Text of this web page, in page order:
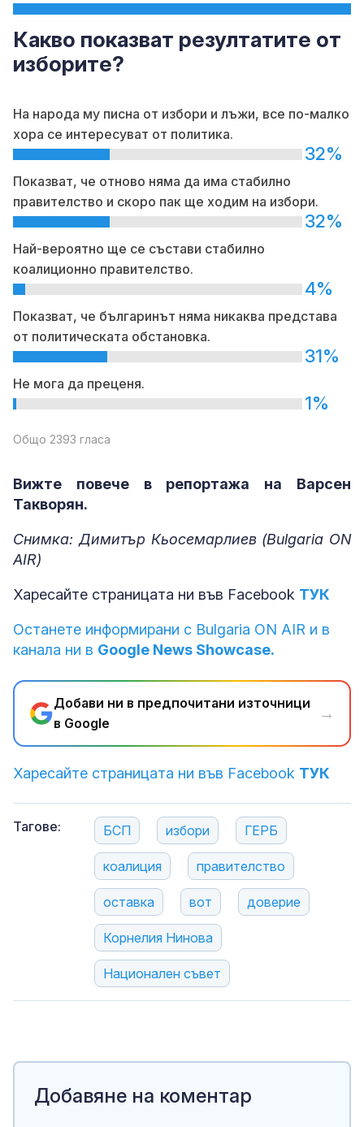
Какво показват резултатите от
изборите?
На народа му писна от избори и лъжи, все по-малко
хора се интересуват от политика.
32%
Показват, че отново няма да има стабилно
правителство и скоро пак ще ходим на избори.
32%
Най-вероятно ще се състави стабилно
коалиционно правителство.
4%
Показват, че българинът няма никаква представа
от политическата обстановка.
31%
Не мога да преценя.
1%
Общо 2393 гласа
Вижте повече в репортажа на Варсен
Такворян.
Снимка: Димитър Кьосемарлиев (Bulgaria ON
AIR)
Харесайте страницата ни във Facebook ТУК
Останете информирани с Bulgaria ON AIR и в
канала ни в Google News Showcase.
Добави ни в предпочитани източници
в Google
→
Харесайте страницата ни във Facebook ТУК
Тагове: БСП избори ГЕРБ
коалиция правителство
оставка вот доверие
Корнелия Нинова
Национален съвет
Добавяне на коментар